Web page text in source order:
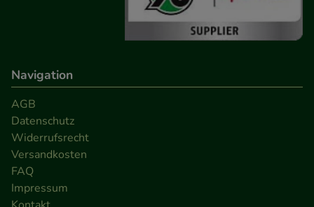
zu gestalten. Bitte beachten Sie, dass Daten hierfür
teilweise an Dritte wie z.B. Google oder soziale
Navigation
AGB
Datenschutz
Widerrufsrecht
Versandkosten
FAQ
Impressum